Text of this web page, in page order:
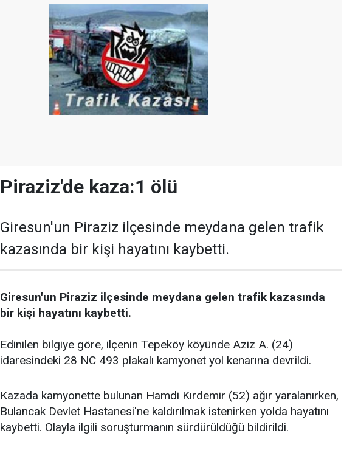
Piraziz'de kaza:1 ölü
Giresun'un Piraziz ilçesinde meydana gelen trafik
kazasında bir kişi hayatını kaybetti.
Giresun'un Piraziz ilçesinde meydana gelen trafik kazasında
bir kişi hayatını kaybetti.
Edinilen bilgiye göre, ilçenin Tepeköy köyünde Aziz A. (24)
idaresindeki 28 NC 493 plakalı kamyonet yol kenarına devrildi.
Kazada kamyonette bulunan Hamdi Kırdemir (52) ağır yaralanırken,
Bulancak Devlet Hastanesi'ne kaldırılmak istenirken yolda hayatını
kaybetti. Olayla ilgili soruşturmanın sürdürüldüğü bildirildi.